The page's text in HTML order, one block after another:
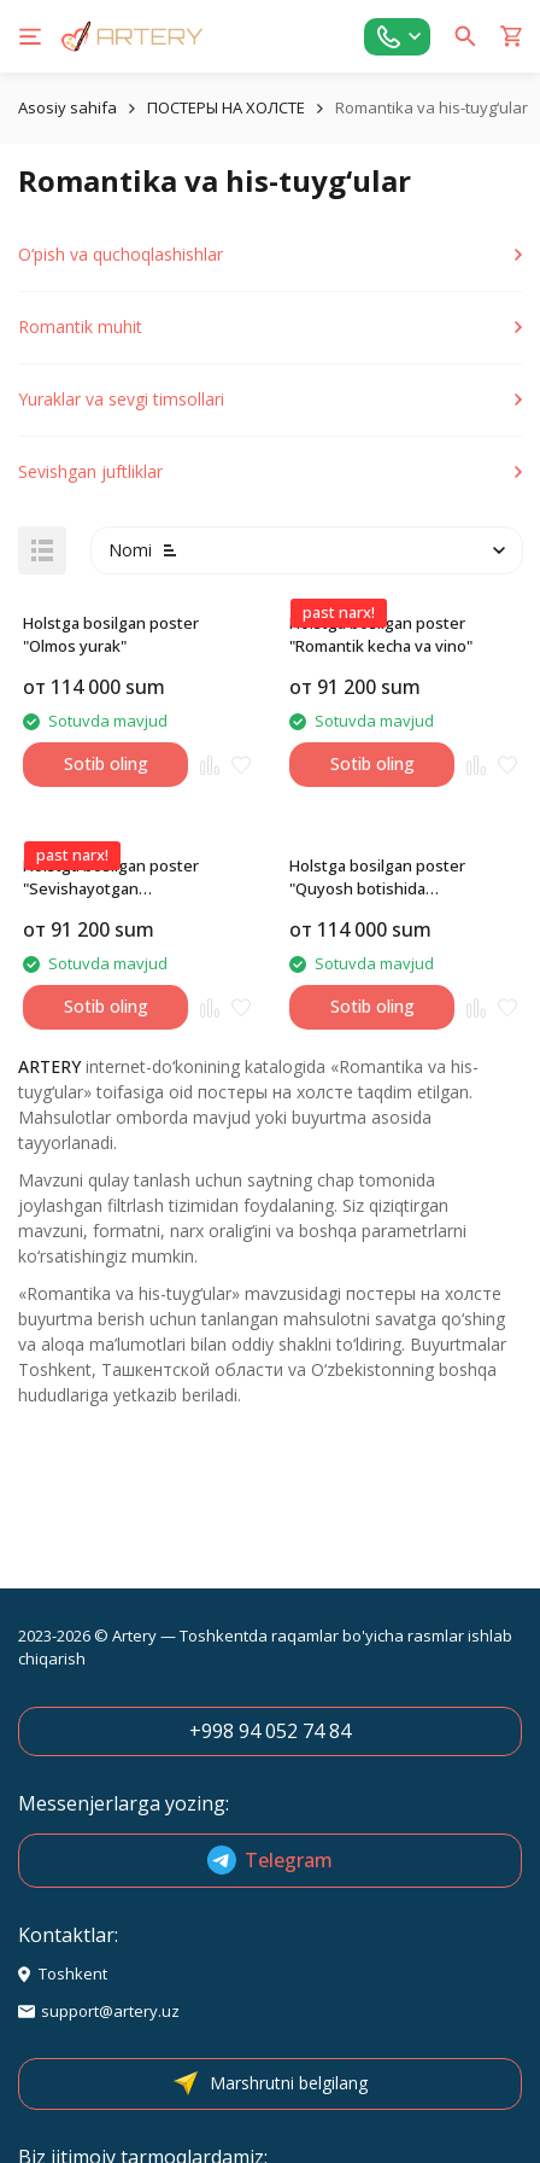
Asosiy sahifa ПОСТЕРЫ НА ХОЛСТЕ Romantika va his-tuyg‘ular
Romantika va his-tuyg‘ular
O‘pish va quchoqlashishlar
Romantik muhit
Yuraklar va sevgi timsollari
Sevishgan juftliklar
Nomi
Holstga bosilgan poster
"Olmos yurak"
от 114 000 sum
Sotuvda mavjud
Sotib oling
past narx!
Holstga bosilgan poster
"Romantik kecha va vino"
от 91 200 sum
Sotuvda mavjud
Sotib oling
past narx!
Holstga bosilgan poster
"Sevishayotgan
от 91 200 sum
Sotuvda mavjud
Sotib oling
Holstga bosilgan poster
"Quyosh botishida
от 114 000 sum
Sotuvda mavjud
Sotib oling
ARTERYinternet-do‘konining katalogida «Romantika va his-
tuyg‘ular» toifasiga oid постеры на холсте taqdim etilgan.
Mahsulotlar omborda mavjud yoki buyurtma asosida
tayyorlanadi.
Mavzuni qulay tanlash uchun saytning chap tomonida
joylashgan filtrlash tizimidan foydalaning. Siz qiziqtirgan
mavzuni, formatni, narx oralig‘ini va boshqa parametrlarni
ko‘rsatishingiz mumkin.
«Romantika va his-tuyg‘ular» mavzusidagi постеры на холсте
buyurtma berish uchun tanlangan mahsulotni savatga qo‘shing
va aloqa ma’lumotlari bilan oddiy shaklni to‘ldiring. Buyurtmalar
Toshkent, Ташкентской области va O‘zbekistonning boshqa
hududlariga yetkazib beriladi.
2023-2026 © Artery — Toshkentda raqamlar bo'yicha rasmlar ishlab
chiqarish
+998 94 052 74 84
Messenjerlarga yozing:
Telegram
Kontaktlar:
Toshkent
support@artery.uz
Marshrutni belgilang
Biz ijtimoiy tarmoqlardamiz: